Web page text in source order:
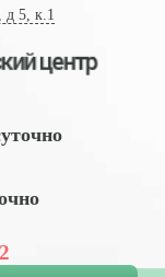
д 5, к.1